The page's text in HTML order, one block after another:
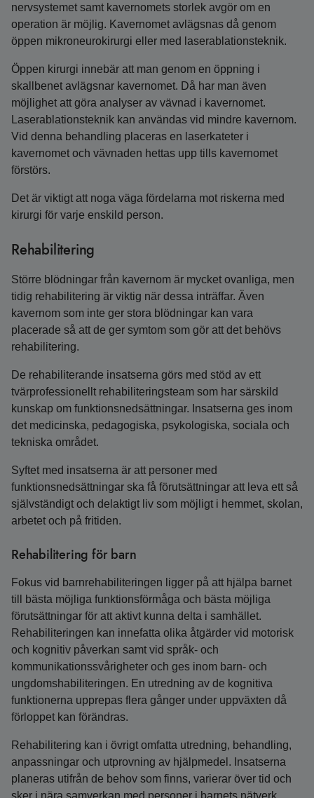
nervsystemet samt kavernomets storlek avgör om en
operation är möjlig. Kavernomet avlägsnas då genom
öppen mikroneurokirurgi eller med laserablationsteknik.
Öppen kirurgi innebär att man genom en öppning i
skallbenet avlägsnar kavernomet. Då har man även
möjlighet att göra analyser av vävnad i kavernomet.
Laserablationsteknik kan användas vid mindre kavernom.
Vid denna behandling placeras en laserkateter i
kavernomet och vävnaden hettas upp tills kavernomet
förstörs.
Det är viktigt att noga väga fördelarna mot riskerna med
kirurgi för varje enskild person.
Rehabilitering
Större blödningar från kavernom är mycket ovanliga, men
tidig rehabilitering är viktig när dessa inträffar. Även
kavernom som inte ger stora blödningar kan vara
placerade så att de ger symtom som gör att det behövs
rehabilitering.
De rehabiliterande insatserna görs med stöd av ett
tvärprofessionellt rehabiliteringsteam som har särskild
kunskap om funktionsnedsättningar. Insatserna ges inom
det medicinska, pedagogiska, psykologiska, sociala och
tekniska området.
Syftet med insatserna är att personer med
funktionsnedsättningar ska få förutsättningar att leva ett så
självständigt och delaktigt liv som möjligt i hemmet, skolan,
arbetet och på fritiden.
Rehabilitering för barn
Fokus vid barnrehabiliteringen ligger på att hjälpa barnet
till bästa möjliga funktionsförmåga och bästa möjliga
förutsättningar för att aktivt kunna delta i samhället.
Rehabiliteringen kan innefatta olika åtgärder vid motorisk
och kognitiv påverkan samt vid språk- och
kommunikationssvårigheter och ges inom barn- och
ungdomshabiliteringen. En utredning av de kognitiva
funktionerna upprepas flera gånger under uppväxten då
förloppet kan förändras.
Rehabilitering kan i övrigt omfatta utredning, behandling,
anpassningar och utprovning av hjälpmedel. Insatserna
planeras utifrån de behov som finns, varierar över tid och
sker i nära samverkan med personer i barnets nätverk.